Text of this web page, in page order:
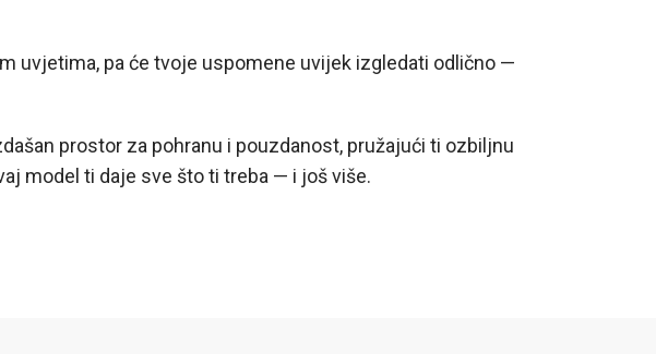
uvjetima, pa će tvoje uspomene uvijek izgledati odlično —
prostor za pohranu i pouzdanost, pružajući ti ozbiljnu
model ti daje sve što ti treba — i još više.